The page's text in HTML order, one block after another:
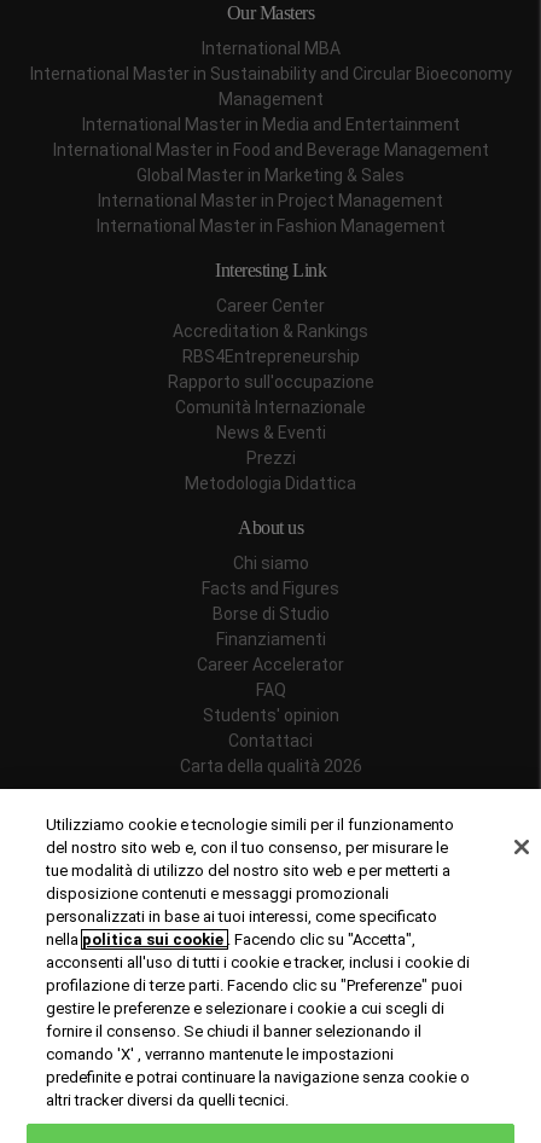
Our Masters
International MBA
International Master in Sustainability and Circular Bioeconomy
Management
International Master in Media and Entertainment
International Master in Food and Beverage Management
Global Master in Marketing & Sales
International Master in Project Management
International Master in Fashion Management
Interesting Link
Career Center
Accreditation & Rankings
RBS4Entrepreneurship
Rapporto sull'occupazione
Comunità Internazionale
News & Eventi
Prezzi
Metodologia Didattica
About us
Chi siamo
Facts and Figures
Borse di Studio
Finanziamenti
Career Accelerator
FAQ
Students' opinion
Contattaci
Carta della qualità 2026
Riconoscimenti
© Copyright 2024 Rome Business School
Utilizziamo cookie e tecnologie simili per il funzionamento
del nostro sito web e, con il tuo consenso, per misurare le
tue modalità di utilizzo del nostro sito web e per metterti a
disposizione contenuti e messaggi promozionali
personalizzati in base ai tuoi interessi, come specificato
nella politica sui cookie . Facendo clic su "Accetta",
acconsenti all'uso di tutti i cookie e tracker, inclusi i cookie di
profilazione di terze parti. Facendo clic su "Preferenze" puoi
gestire le preferenze e selezionare i cookie a cui scegli di
fornire il consenso. Se chiudi il banner selezionando il
comando 'X' , verranno mantenute le impostazioni
predefinite e potrai continuare la navigazione senza cookie o
altri tracker diversi da quelli tecnici.